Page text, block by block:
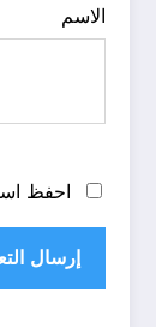
الاسم
احفظ